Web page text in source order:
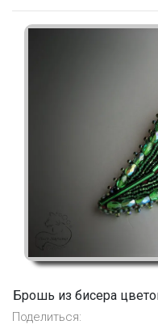
Брошь из бисера
Поделиться: